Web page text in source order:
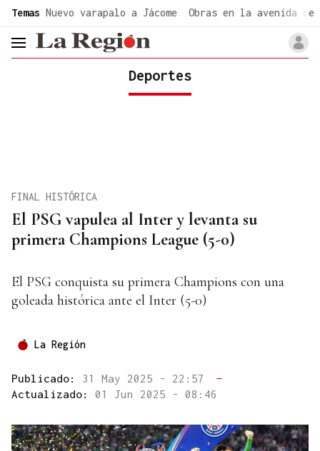
Temas Nuevo varapalo a Jácome Obras en la avenida de
header.menu.open
Deportes
El PSG vapulea al Inter y levanta su
primera Champions League (5-0)
FINAL HISTÓRICA
El PSG conquista su primera Champions con una
goleada histórica ante el Inter (5-0)
La Región
Publicado: 31 May 2025 - 22:57
—
Actualizado: 01 Jun 2025 - 08:46